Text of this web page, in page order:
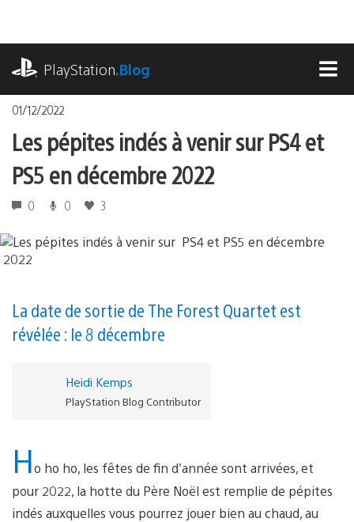
contenu
PlayStation.Blog
01/12/2022
Les pépites indés à venir sur PS4 et
PS5 en décembre 2022
0 0 3
La date de sortie de The Forest Quartet est
révélée : le 8 décembre
Heidi Kemps
PlayStation Blog Contributor
Ho ho ho, les fêtes de fin d’année sont arrivées, et
pour 2022, la hotte du Père Noël est remplie de pépites
indés auxquelles vous pourrez jouer bien au chaud, au